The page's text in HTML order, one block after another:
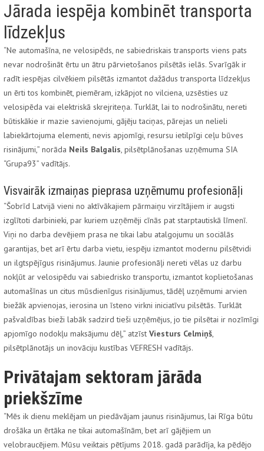
Jārada iespēja kombinēt transporta
līdzekļus
“Ne automašīna, ne velosipēds, ne sabiedriskais transports viens pats
nevar nodrošināt ērtu un ātru pārvietošanos pilsētās ielās. Svarīgāk ir
radīt iespējas cilvēkiem pilsētās izmantot dažādus transporta līdzekļus
un ērti tos kombinēt, piemēram, izkāpjot no vilciena, uzsēsties uz
velosipēda vai elektriskā skrejriteņa. Turklāt, lai to nodrošinātu, nereti
būtiskākie ir mazie savienojumi, gājēju taciņas, pārejas un nelieli
labiekārtojuma elementi, nevis apjomīgi, resursu ietilpīgi ceļu būves
risinājumi,” norāda Neils Balgalis, pilsētplānošanas uzņēmuma SIA
“Grupa93” vadītājs.
Visvairāk izmaiņas pieprasa uzņēmumu profesionāļi
“Šobrīd Latvijā vieni no aktīvākajiem pārmaiņu virzītājiem ir augsti
izglītoti darbinieki, par kuriem uzņēmēji cīnās pat starptautiskā līmenī.
Viņi no darba devējiem prasa ne tikai labu atalgojumu un sociālās
garantijas, bet arī ērtu darba vietu, iespēju izmantot modernu pilsētvidi
un ilgtspējīgus risinājumus. Jaunie profesionāļi nereti vēlas uz darbu
nokļūt ar velosipēdu vai sabiedrisko transportu, izmantot koplietošanas
automašīnas un citus mūsdienīgus risinājumus, tādēļ uzņēmumi arvien
biežāk apvienojas, ierosina un īsteno virkni iniciatīvu pilsētās. Turklāt
pašvaldības bieži labāk sadzird tieši uzņēmējus, jo tie pilsētai ir nozīmīgi
apjomīgo nodokļu maksājumu dēļ,” atzīst Viesturs Celmiņš,
pilsētplānotājs un inovāciju kustības VEFRESH vadītājs.
Privātajam sektoram jārāda
priekšzīme
“Mēs ik dienu meklējam un piedāvājam jaunus risinājumus, lai Rīga būtu
drošāka un ērtāka ne tikai automašīnām, bet arī gājējiem un
velobraucējiem. Mūsu veiktais pētījums 2018. gadā parādīja, ka pēdējo